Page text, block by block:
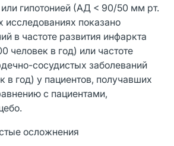
гипотонией (АД < 90/50 мм рт.
исследованиях показано
в частоте развития инфаркта
человек в год) или частоте
сосудистых заболеваний
в год) у пациентов, получавших
с пациентами,
осложнения